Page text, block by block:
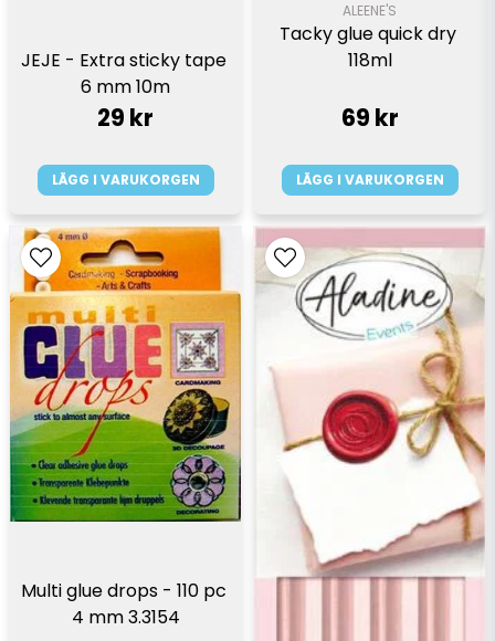
JEJE - Extra sticky tape
6 mm 10m
29 kr
LÄGG I VARUKORGEN
ALEENE'S
Tacky glue quick dry
118ml
69 kr
LÄGG I VARUKORGEN
Multi glue drops - 110 pc
4 mm 3.3154